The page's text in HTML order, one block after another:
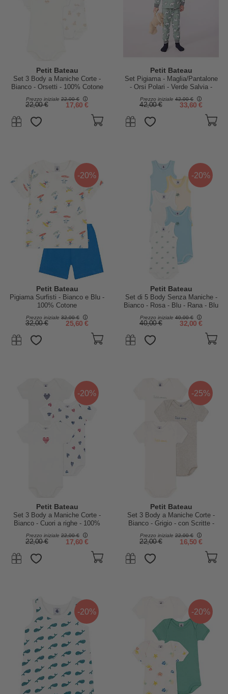
Petit Bateau
Set 3 Body a Maniche Corte -
Bianco - Orsetti - 100% Cotone
Prezzo iniziale 22,00 €
22,00 € 17,60 €
Petit Bateau
Set Pigiama - Maglia/Pantalone
- Orsi Polari - Verde Salvia -
100% Cotone Felpato
Prezzo iniziale 42,00 €
42,00 € 33,60 €
-20%
Petit Bateau
Pigiama Surfisti - Bianco e Blu -
100% Cotone
Prezzo iniziale 32,00 €
32,00 € 25,60 €
-20%
Petit Bateau
Set di 5 Body Senza Maniche -
Bianco - Rosa - Blu - Rana - Blu
Millerighe - 100% Cotone Bio
Prezzo iniziale 40,00 €
40,00 € 32,00 €
-20%
Petit Bateau
Set 3 Body a Maniche Corte -
Bianco - Cuori a righe - 100%
Prezzo iniziale 22,00 €
22,00 € 17,60 €
-25%
Petit Bateau
Set 3 Body a Maniche Corte -
Bianco - Grigio - con Scritte -
Prezzo iniziale 22,00 €
22,00 € 16,50 €
-20% -20%